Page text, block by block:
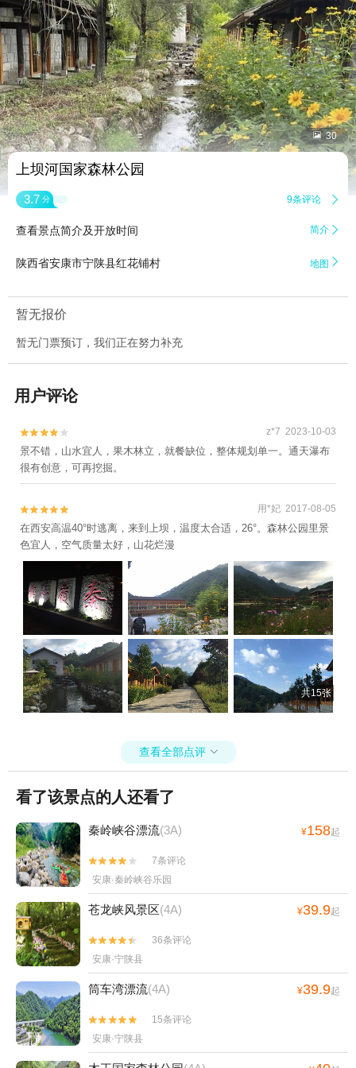
 30
上坝河国家森林公园
3.7 分 9条评论 
查看景点简介及开放时间 简介 
陕西省安康市宁陕县红花铺村 地图 
暂无报价
暂无门票预订，我们正在努力补充
用户评论

 z*7 2023-10-03
景不错，山水宜人，果木林立，就餐缺位，整体规划单一。通天瀑布
很有创意，可再挖掘。

 用*妃 2017-08-05
在西安高温40°时逃离，来到上坝，温度太合适，26°。森林公园里景
色宜人，空气质量太好，山花烂漫
共15张
查看全部点评 
看了该景点的人还看了
秦岭峡谷漂流(3A) ¥158起


7条评论
安康·秦岭峡谷乐园
苍龙峡风景区(4A) ¥39.9起


36条评论
安康·宁陕县
筒车湾漂流(4A) ¥39.9起


15条评论
安康·宁陕县
